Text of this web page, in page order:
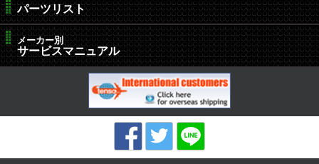
パーツリスト
メーカー別
サービスマニュアル